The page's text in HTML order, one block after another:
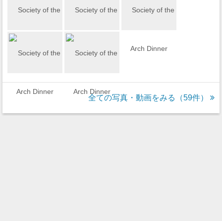
全ての写真・動画をみる（59件）